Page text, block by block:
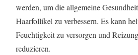
werden, um die allgemeine
Haarfollikel zu verbessern. Es kann
Feuchtigkeit zu versorgen und
reduzieren.